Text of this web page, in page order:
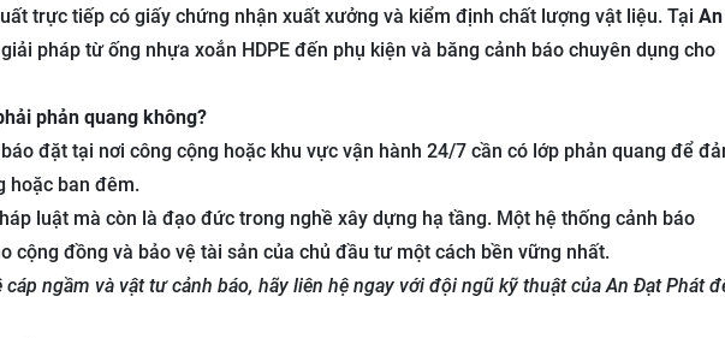
trực tiếp có giấy chứng nhận xuất xưởng và kiểm định chất lượng vật liệu. Tại An
pháp từ ống nhựa xoắn HDPE đến phụ kiện và băng cảnh báo chuyên dụng cho
phản quang không?
đặt tại nơi công cộng hoặc khu vực vận hành 24/7 cần có lớp phản quang để
hoặc ban đêm.
luật mà còn là đạo đức trong nghề xây dựng hạ tầng. Một hệ thống cảnh báo
cộng đồng và bảo vệ tài sản của chủ đầu tư một cách bền vững nhất.
ngầm và vật tư cảnh báo, hãy liên hệ ngay với đội ngũ kỹ thuật của An Đạt Phát